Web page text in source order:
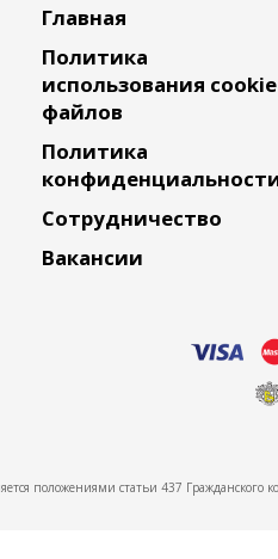
Главная
Политика
использования cookie
файлов
Политика
Сотрудничество
Вакансии
положениями статьи 437 Гражданского